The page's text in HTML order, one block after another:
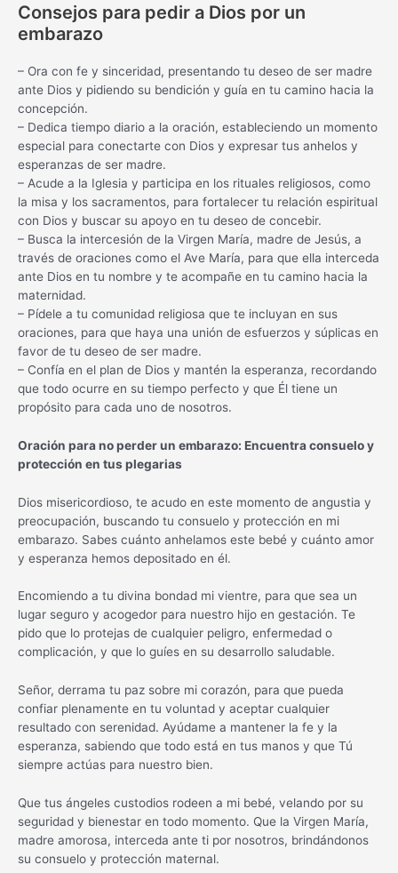
Consejos para pedir a Dios por un
embarazo
– Ora con fe y sinceridad, presentando tu deseo de ser madre
ante Dios y pidiendo su bendición y guía en tu camino hacia la
concepción.
– Dedica tiempo diario a la oración, estableciendo un momento
especial para conectarte con Dios y expresar tus anhelos y
esperanzas de ser madre.
– Acude a la Iglesia y participa en los rituales religiosos, como
la misa y los sacramentos, para fortalecer tu relación espiritual
con Dios y buscar su apoyo en tu deseo de concebir.
– Busca la intercesión de la Virgen María, madre de Jesús, a
través de oraciones como el Ave María, para que ella interceda
ante Dios en tu nombre y te acompañe en tu camino hacia la
maternidad.
– Pídele a tu comunidad religiosa que te incluyan en sus
oraciones, para que haya una unión de esfuerzos y súplicas en
favor de tu deseo de ser madre.
– Confía en el plan de Dios y mantén la esperanza, recordando
que todo ocurre en su tiempo perfecto y que Él tiene un
propósito para cada uno de nosotros.
Oración para no perder un embarazo: Encuentra consuelo y
protección en tus plegarias
Dios misericordioso, te acudo en este momento de angustia y
preocupación, buscando tu consuelo y protección en mi
embarazo. Sabes cuánto anhelamos este bebé y cuánto amor
y esperanza hemos depositado en él.
Encomiendo a tu divina bondad mi vientre, para que sea un
lugar seguro y acogedor para nuestro hijo en gestación. Te
pido que lo protejas de cualquier peligro, enfermedad o
complicación, y que lo guíes en su desarrollo saludable.
Señor, derrama tu paz sobre mi corazón, para que pueda
confiar plenamente en tu voluntad y aceptar cualquier
resultado con serenidad. Ayúdame a mantener la fe y la
esperanza, sabiendo que todo está en tus manos y que Tú
siempre actúas para nuestro bien.
Que tus ángeles custodios rodeen a mi bebé, velando por su
seguridad y bienestar en todo momento. Que la Virgen María,
madre amorosa, interceda ante ti por nosotros, brindándonos
su consuelo y protección maternal.